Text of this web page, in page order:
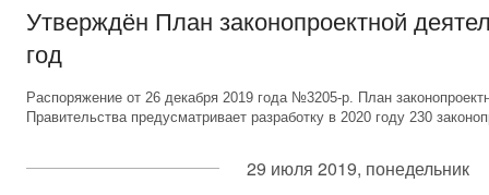
Утверждён План законопроектной
год
Распоряжение от 26 декабря 2019 года №3205-р. План
Правительства предусматривает разработку в 2020 году 230
29 июля 2019, понедельник